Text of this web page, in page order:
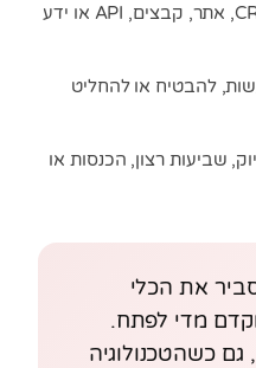
מסמכים, CRM, אתר, קבצים, API או ידע
להבטיח או להחליט
שביעות רצון, הכנסות או
את הכלי
מדי לפתח.
כשהטכנולוגיה